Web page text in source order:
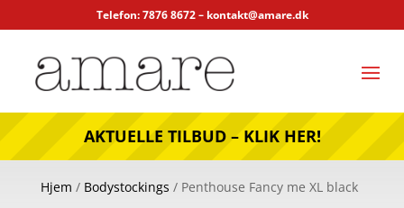
Telefon: 7876 8672 – kontakt@amare.dk
AKTUELLE TILBUD – KLIK HER!
Hjem / Bodystockings / Penthouse Fancy me XL black